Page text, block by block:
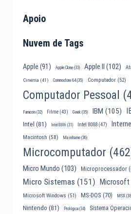
Apoio
Nuvem de Tags
Apple (91) Apple Clone(33) Apple II (102)
Cinema (41) Commodore 64(35) Computador(52)
Computador Pessoal
Famicom(32) Filme(43) Geek (35) IBM (105)
Intel (81) Intel 8086 (31) Intel 8088(47)
Macintosh (58) Mainframe(36)
Microcomputador
Micro Mundo (103) Microprocessador
Micro Sistemas (151) Microsoft
Microsoft Windows (51) MS-DOS (70) MSX
Nintendo (81) Prológica(34) Sistema